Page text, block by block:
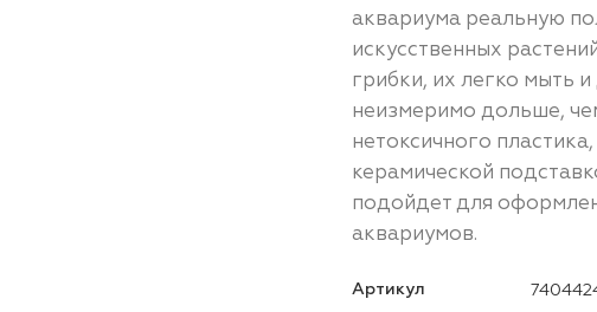
аквариума реальную
искусственных
грибки, их легко мыть
неизмеримо дольше,
нетоксичного
керамической
подойдет для
аквариумов.
Артикул